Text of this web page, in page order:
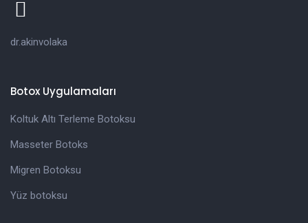
dr.akinvolaka
Botox Uygulamaları
Koltuk Altı Terleme Botoksu
Masseter Botoks
Migren Botoksu
Yüz botoksu